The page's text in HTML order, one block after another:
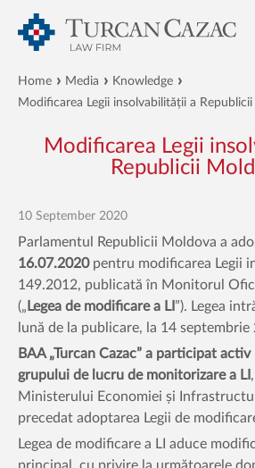
Home Media
Knowledge
Modificarea Legii insolvabilității a
Modificarea Legii
Republicii
10 September 2020
Parlamentul Republicii Moldova a
16.07.2020 pentru modificarea Legii
149.2012, publicată în Monitorul
(„ Legea de modificare a LI ”). Legea
lună de la publicare, la 14 septembrie
BAA „Turcan Cazac” a participat
grupului de lucru de monitorizare a LI
Ministerului Economiei și
precedat adoptarea Legii de
Legea de modificare a LI aduce
principal, cu privire la următoarele